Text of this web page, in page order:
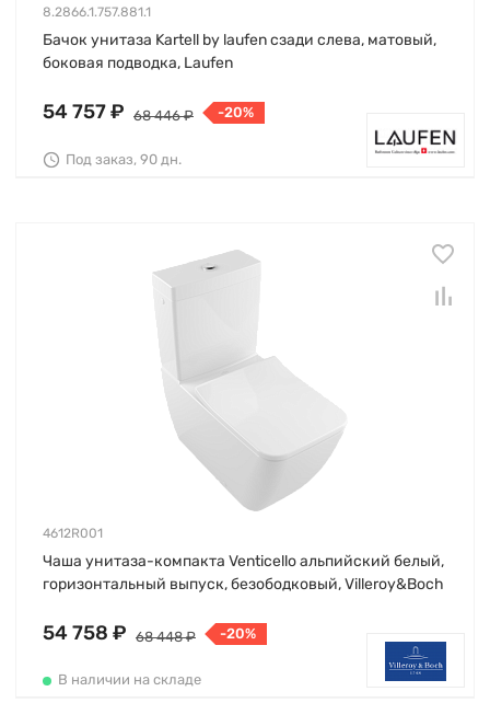
8.2866.1.757.881.1
Бачок унитаза Kartell by laufen сзади слева, матовый,
боковая подводка, Laufen
54 757 ₽ 68 446 ₽ -20%
Под заказ, 90 дн.
4612R001
Чаша унитаза-компакта Venticello альпийский белый,
горизонтальный выпуск, безободковый, Villeroy&Boch
54 758 ₽ 68 448 ₽ -20%
В наличии на складе